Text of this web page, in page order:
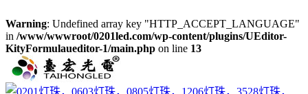
Warning: Undefined array key "HTTP_ACCEPT_LANGUAGE"
in /www/wwwroot/0201led.com/wp-content/plugins/UEditor-
KityFormulaueditor-1/main.php on line 13